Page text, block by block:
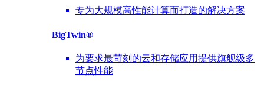
专为大规模高性能计算而打造的解决方案
BigTwin®
为要求最苛刻的云和存储应用提供旗舰级多
节点性能